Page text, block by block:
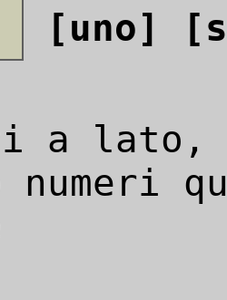
[uno]
a
numeri